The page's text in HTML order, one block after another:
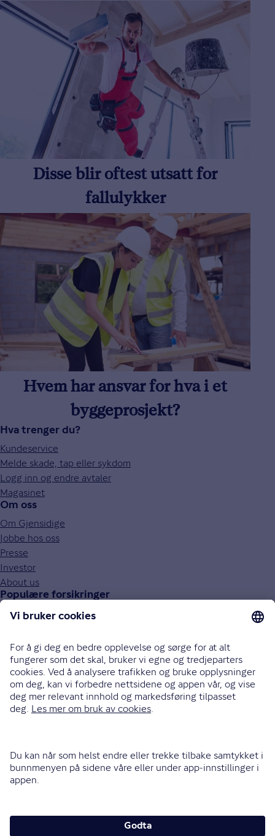
Disse blir oftest utsatt for
fallulykker
Hvem har ansvar for hva i et
byggeprosjekt?
Hva trenger du?
Kundeservice
Melde skade, tap eller sykdom
Logg inn og endre avtaler
Magasinet
Om oss
Om Gjensidige
Jobbe hos oss
Presse
Investor
About us
Populære forsikringer
Bilforsikring
Innboforsikring
Husforsikring
Livsforsikring
Barneforsikring
Alle forsikringer
915 03 100
LinkedIn
Facebook